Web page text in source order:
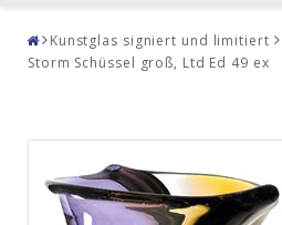
Kunstglas signiert und limitiert
Storm Schüssel groß, Ltd Ed 49 ex